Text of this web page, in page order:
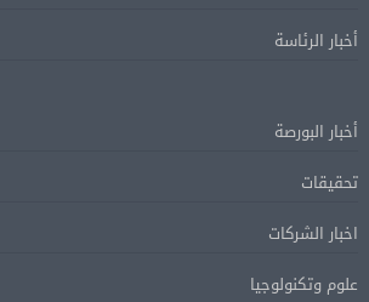
أخبار الرئاسة
أخبار البورصة
تحقيقات
اخبار الشركات
علوم وتكنولوجيا